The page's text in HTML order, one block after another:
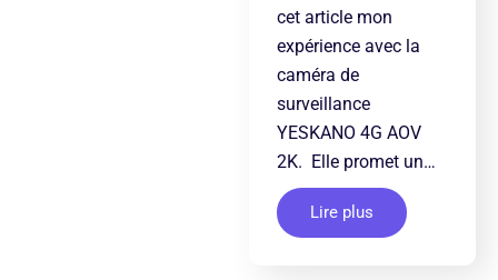
cet article mon
expérience avec la
caméra de
surveillance
YESKANO 4G AOV
2K. Elle promet un…
Lire plus